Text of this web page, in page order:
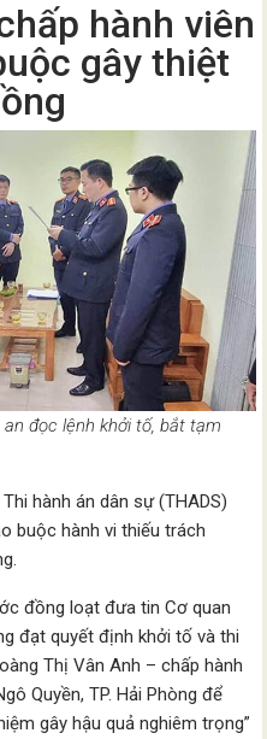
hành viên
gây thiệt
đọc lệnh khởi tố, bắt tạm
hành án dân sự (THADS)
buộc hành vi thiếu trách
đồng loạt đưa tin Cơ quan
đạt quyết định khởi tố và thi
Thị Vân Anh – chấp hành
Quyền, TP. Hải Phòng để
gây hậu quả nghiêm trọng”